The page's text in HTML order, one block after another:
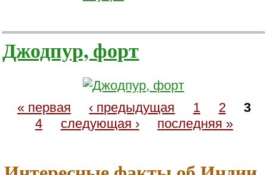
Джодпур, форт
« первая ‹ предыдущая 1 2
3
4
следующая › последняя »